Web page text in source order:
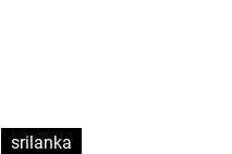
srilanka